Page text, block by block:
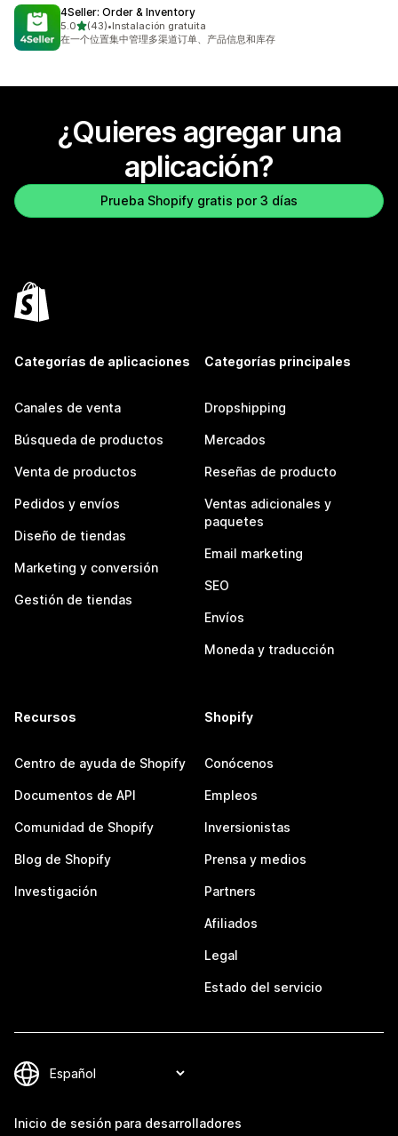
4Seller: Order & Inventory
5.0de 5 estrellas
(43)
43 reseñas en total
•Instalación gratuita
在一个位置集中管理多渠道订单、产品信息和库存
¿Quieres agregar una
aplicación?
Prueba Shopify gratis por 3 días
Categorías de aplicaciones
Canales de venta
Búsqueda de productos
Venta de productos
Pedidos y envíos
Diseño de tiendas
Marketing y conversión
Gestión de tiendas
Categorías principales
Dropshipping
Mercados
Reseñas de producto
Ventas adicionales y
paquetes
Email marketing
SEO
Envíos
Moneda y traducción
Recursos
Centro de ayuda de Shopify
Documentos de API
Comunidad de Shopify
Blog de Shopify
Investigación
Shopify
Conócenos
Empleos
Inversionistas
Prensa y medios
Partners
Afiliados
Legal
Estado del servicio
Inicio de sesión para desarrolladores